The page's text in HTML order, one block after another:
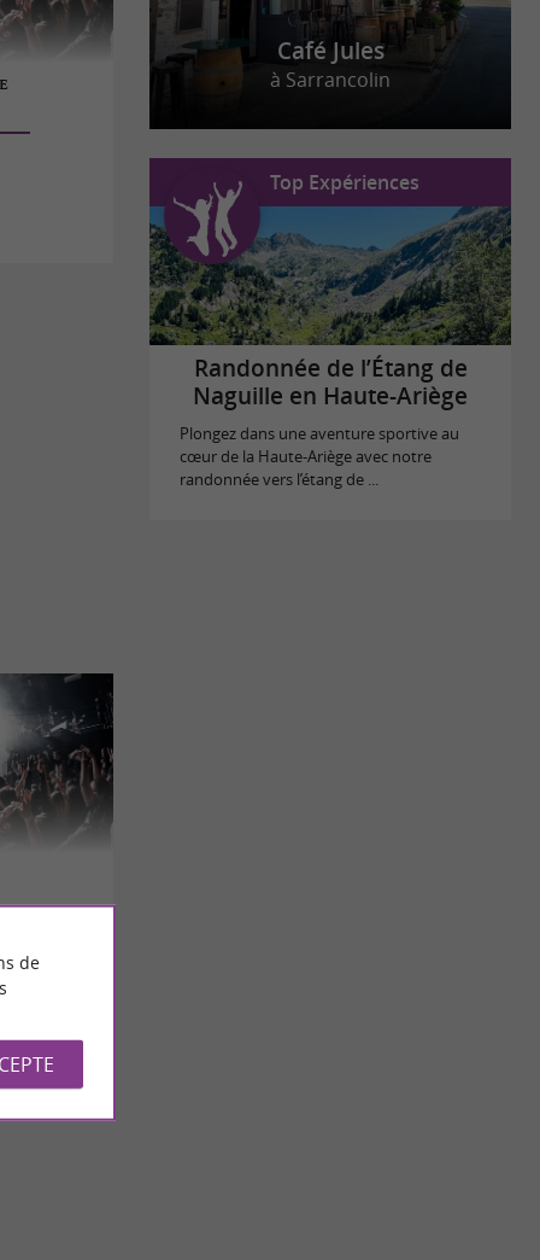
Café Jules
à Sarrancolin
Top Expériences
Randonnée de l’Étang de
Naguille en Haute-Ariège
Plongez dans une aventure sportive au
cœur de la Haute-Ariège avec notre
randonnée vers l’étang de ...
de